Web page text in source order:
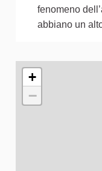
fenomeno
abbiano un
L'elemento
+
−